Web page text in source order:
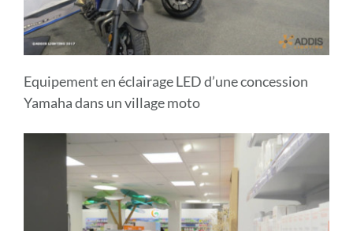
Equipement en éclairage LED d’une concession
Yamaha dans un village moto